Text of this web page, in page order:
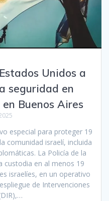
Unidos a
seguridad en
Buenos Aires
especial para proteger 19
comunidad israelí, incluida
La Policía de la
custodia en al menos 19
israelíes, en un operativo
de Intervenciones